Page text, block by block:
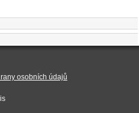
osobních údajů